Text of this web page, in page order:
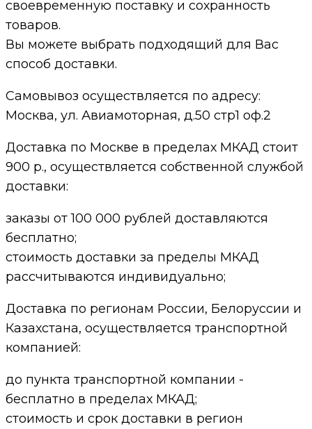
своевременную поставку и сохранность
товаров.
Вы можете выбрать подходящий для Вас
способ доставки.
Самовывоз осуществляется по адресу:
Москва, ул. Авиамоторная, д.50 стр1 оф.2
Доставка по Москве в пределах МКАД стоит
900 р., осуществляется собственной службой
доставки:
заказы от 100 000 рублей доставляются
бесплатно;
cтоимость доставки за пределы МКАД
рассчитываются индивидуально;
Доставка по регионам России, Белоруссии и
Казахстана, осуществляется транспортной
компанией:
до пункта транспортной компании -
бесплатно в пределах МКАД;
стоимость и срок доставки в регион